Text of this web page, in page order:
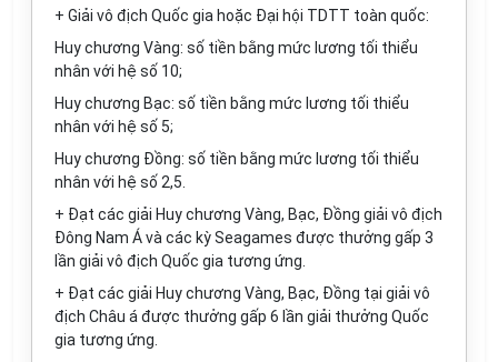
+ Giải vô địch Quốc gia hoặc Đại hội TDTT toàn quốc:
Huy chương Vàng: số tiền bằng mức lương tối thiểu
nhân với hệ số 10;
Huy chương Bạc: số tiền bằng mức lương tối thiểu
nhân với hệ số 5;
Huy chương Đồng: số tiền bằng mức lương tối thiểu
nhân với hệ số 2,5.
+ Đạt các giải Huy chương Vàng, Bạc, Đồng giải vô địch
Đông Nam Á và các kỳ Seagames được thưởng gấp 3
lần giải vô địch Quốc gia tương ứng.
+ Đạt các giải Huy chương Vàng, Bạc, Đồng tại giải vô
địch Châu á được thưởng gấp 6 lần giải thưởng Quốc
gia tương ứng.